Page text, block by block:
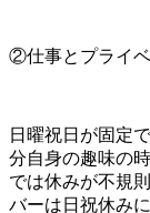
②仕事とプライ
日曜祝日が固定
分自身の趣味の
では休みが不規
バーは日祝休み